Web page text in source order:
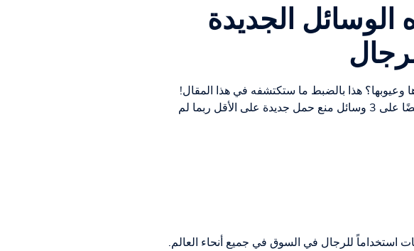
الجديدة
وعيوبها؟ هذا بالضبط ما ستكتشفه في هذا المقال!
بالإضافة إلى الطرق المعروفة مثل الواقي الذكري وقطع القناة المنوية، ستتعرف أيضًا على 3 وسائل منع حمل جديدة على الأقل ربما لم
استخداماً للرجال في السوق في جميع أنحاء العالم.